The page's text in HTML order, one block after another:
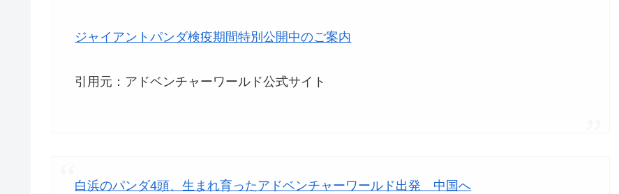
ジャイアントパンダ検疫期間特別公開中のご案内
引用元：アドベンチャーワールド公式サイト
白浜のパンダ4頭、生まれ育ったアドベンチャーワールド出発 中国へ